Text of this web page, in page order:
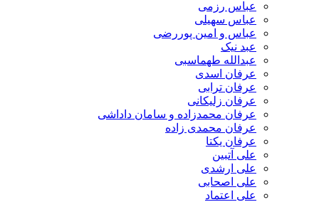
عباس رزمی
عباس سهیلی
عباس و امین پوررضی
عبد نیک
عبدالله طهماسبی‎
عرفان اسدی
عرفان ترابی
عرفان زلیکانی
عرفان محمدزاده و سامان داداشی
عرفان محمدی زاده
عرفان یکتا
علی آتبین
علی ارشدی
علی اصحابی
علی اعتماد